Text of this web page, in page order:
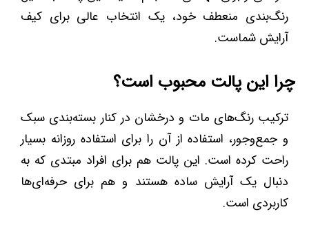
رنگ‌بندی منعطف خود، یک انتخاب عالی برای کیف
آرایش شماست.
چرا این پالت محبوب است؟
ترکیب رنگ‌های مات و درخشان در کنار بسته‌بندی سبک
و جمع‌وجور، استفاده از آن را برای استفاده روزانه بسیار
راحت کرده است. این پالت هم برای افراد مبتدی که به
دنبال یک آرایش ساده هستند و هم برای حرفه‌ای‌ها
کاربردی است.